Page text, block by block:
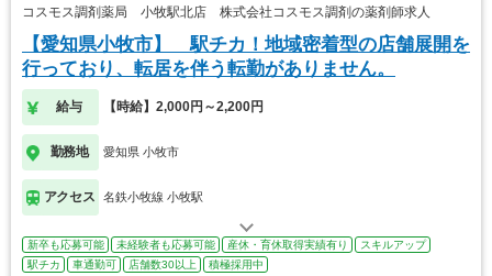
コスモス調剤薬局 小牧駅北店 株式会社コスモス調剤の薬剤師求人
【愛知県小牧市】 駅チカ！地域密着型の店舗展開を
行っており、転居を伴う転勤がありません。
給与 【時給】2,000円～2,200円
勤務地 愛知県 小牧市
アクセス 名鉄小牧線 小牧駅
新卒も応募可能 未経験者も応募可能 産休・育休取得実績有り
スキルアップ
駅チカ
車通勤可 店舗数30以上 積極採用中